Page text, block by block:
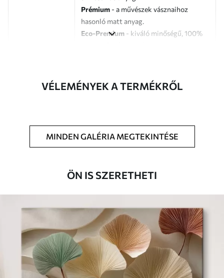
Prémium - a művészek vásznaihoz
hasonló matt anyag.
Eco-Premium - kiváló minőségű, 100%
Cikkszám s46903
Elérhető anyagok
✓Fakulásálló
Biztonságos, szagtalan tinta
✗Vászonhatású felület
✗Környezetbarát anyag
VÉLEMÉNYEK A TERMÉKRŐL
MINDEN GALÉRIA MEGTEKINTÉSE
ÖN IS SZERETHETI